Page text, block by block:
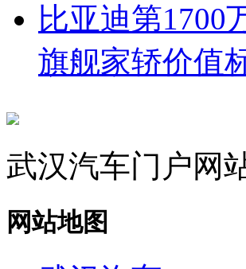
比亚迪第1700
旗舰家轿价值
武汉汽车门户网
网站地图